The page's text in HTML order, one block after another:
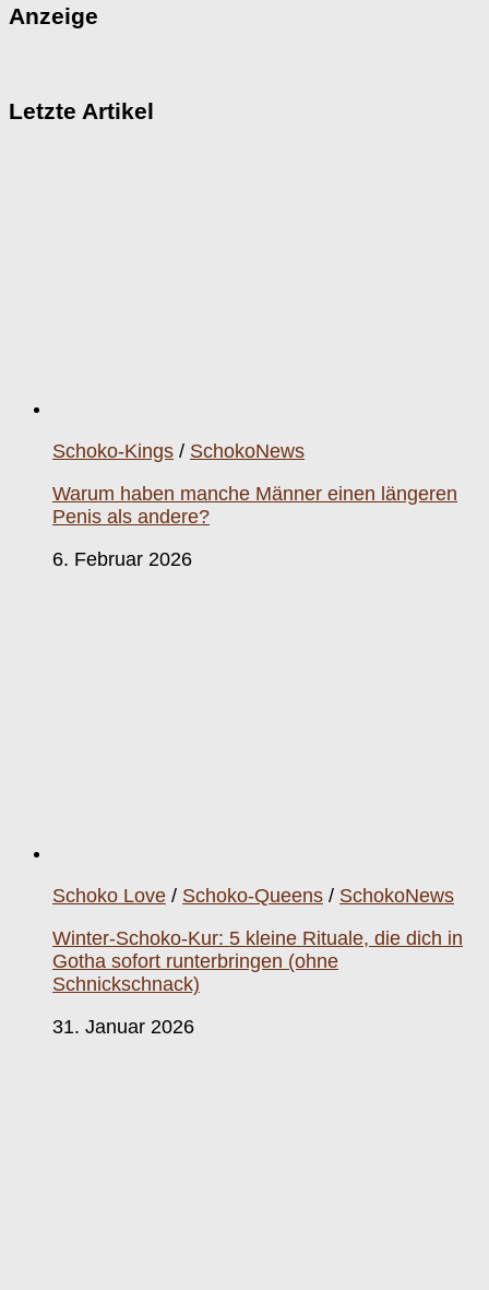
Anzeige
Letzte Artikel
Schoko-Kings / SchokoNews
Warum haben manche Männer einen längeren
Penis als andere?
6. Februar 2026
Schoko Love / Schoko-Queens / SchokoNews
Winter-Schoko-Kur: 5 kleine Rituale, die dich in
Gotha sofort runterbringen (ohne
Schnickschnack)
31. Januar 2026